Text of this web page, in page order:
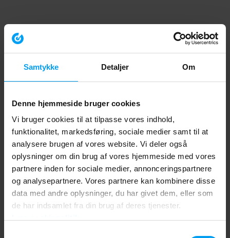
Samtykke Detaljer Om
Denne hjemmeside bruger cookies
Vi bruger cookies til at tilpasse vores indhold,
funktionalitet, markedsføring, sociale medier samt til at
analysere brugen af vores website. Vi deler også
oplysninger om din brug af vores hjemmeside med vores
partnere inden for sociale medier, annonceringspartnere
og analysepartnere. Vores partnere kan kombinere disse
data med andre oplysninger, du har givet dem, eller som
de har indsamlet fra din brug af deres tjenester.
Application error: a client-side exception has occurred (see the